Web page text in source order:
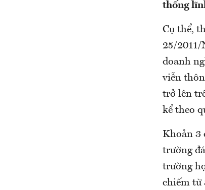
thống
Cụ thể,
25/2011/
doanh
viễn
trở lên
kể theo
Khoản 3
trường
trường
chiếm từ